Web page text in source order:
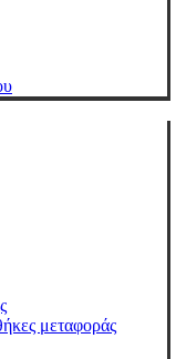
μεταφοράς